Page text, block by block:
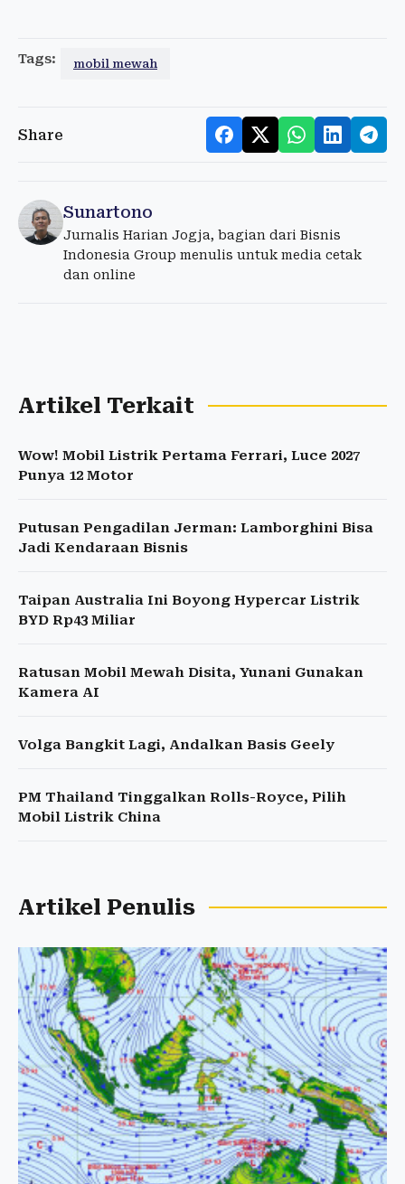
Tags: mobil mewah
Share
Sunartono
Jurnalis Harian Jogja, bagian dari Bisnis
Indonesia Group menulis untuk media cetak
dan online
Artikel Terkait
Wow! Mobil Listrik Pertama Ferrari, Luce 2027
Punya 12 Motor
Putusan Pengadilan Jerman: Lamborghini Bisa
Jadi Kendaraan Bisnis
Taipan Australia Ini Boyong Hypercar Listrik
BYD Rp43 Miliar
Ratusan Mobil Mewah Disita, Yunani Gunakan
Kamera AI
Volga Bangkit Lagi, Andalkan Basis Geely
PM Thailand Tinggalkan Rolls-Royce, Pilih
Mobil Listrik China
Artikel Penulis